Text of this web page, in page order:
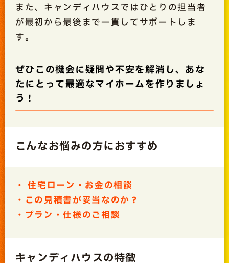
また、キャンディハウスではひとりの担当者
が最初から最後まで一貫してサポートしま
す。
ぜひこの機会に疑問や不安を解消し、あな
たにとって最適なマイホームを作りましょ
う！
こんなお悩みの方におすすめ
・ 住宅ローン・お金の相談
・この見積書が妥当なのか？
・プラン・仕様のご相談
キャンディハウスの特徴